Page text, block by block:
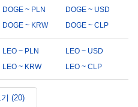
DOGE ~ PLN
DOGE ~ USD
DOGE ~ KRW DOGE ~ CLP
LEO ~ PLN
LEO ~ USD
LEO ~ KRW LEO ~ CLP
(20)